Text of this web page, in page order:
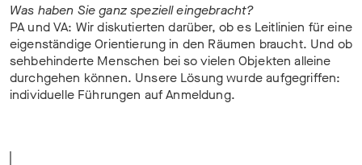
Was haben Sie ganz speziell eingebracht?
PA und VA: Wir diskutierten darüber, ob es Leitlinien für eine
eigenständige Orientierung in den Räumen braucht. Und ob
sehbehinderte Menschen bei so vielen Objekten alleine
durchgehen können. Unsere Lösung wurde aufgegriffen:
individuelle Führungen auf Anmeldung.